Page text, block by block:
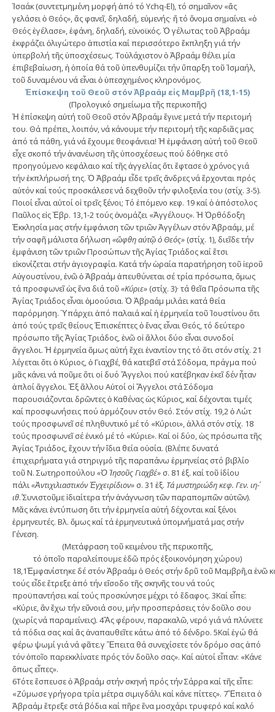
Ἰσαάκ (συντετμημένη μορφή ἀπό τό Ychq-El), τό σημαῖνον «ἄς
γελάσει ὁ Θεός», ἄς φανεῖ, δηλαδή, εὐμενής· ἤ τό ὄνομα σημαίνει «ὁ
Θεός ἐγέλασε», ἐφάνη, δηλαδή, εὐνοϊκός. Ὁ γέλωτας τοῦ Ἀβραάμ
ἐκφράζει ὀλιγώτερο ἀπιστία καί περισσότερο ἔκπληξη γιά τήν
ὑπερβολή τῆς ὑποσχέσεως. Τοὐλάχιστον ὁ Ἀβραάμ θέλει μία
ἐπιβεβαίωση, ἡ ὁποία θά τοῦ ὑπενθυμίζει τήν ὕπαρξη τοῦ Ἰσμαήλ,
τοῦ δυναμένου νά εἶναι ὁ ὑπεσχημένος κληρονόμος.
Ἐπίσκεψη τοῦ Θεοῦ στόν Ἀβραάμ εἰς Μαμβρῆ (18,1-15)
(Προλογικό σημείωμα τῆς περικοπῆς)
Ἡ ἐπίσκεψη αὐτή τοῦ Θεοῦ στόν Ἀβραάμ ἔγινε μετά τήν περιτομή
του. Θά πρέπει, λοιπόν, νά κάνουμε τήν περιτομή τῆς καρδιᾶς μας
ἀπό τά πάθη, γιά νά ἔχουμε θεοφάνεια! Ἡ ἐμφάνιση αὐτή τοῦ Θεοῦ
εἶχε σκοπό τήν ἀνανέωση τῆς ὑποσχέσεως πού δόθηκε στό
προηγούμενο κεφάλαιο καί τῆς ἀγγελίας ὅτι ἔφτασε ὁ χρόνος γιά
τήν ἐκπλήρωσή της. Ὁ Ἀβραάμ εἶδε τρεῖς ἄνδρες νά ἔρχονται πρός
αὐτόν καί τούς προσκάλεσε νά δεχθοῦν τήν φιλοξενία του (στίχ. 3-5).
Ποιοί εἶναι αὐτοί οἱ τρεῖς ξένοι; Τό ἑπόμενο κεφ. 19 καί ὁ ἀπόστολος
Παῦλος εἰς Ἑβρ. 13,1-2 τούς ὀνομάζει «Ἀγγέλους». Ἡ Ὀρθόδοξη
Ἐκκλησία μας στήν ἐμφάνιση τῶν τριῶν Ἀγγέλων στόν Ἀβραάμ, μέ
τήν σαφῆ μάλιστα δήλωση «ὤφθη αὐτῷ ὁ Θεός» (στίχ. 1), διεῖδε τήν
ἐμφάνιση τῶν τριῶν Προσώπων τῆς Ἁγίας Τριάδος καί ἔτσι
εἰκονίζεται στήν ἁγιογραφία. Κατά τήν ὡραία παρατήρηση τοῦ ἱεροῦ
Αὐγουστίνου, ἐνῶ ὁ Ἀβραάμ ἀπευθύνεται σέ τρία πρόσωπα, ὅμως
τά προσφωνεῖ ὡς ἕνα διά τοῦ«Κύριε» (στίχ. 3)· τά θεῖα Πρόσωπα τῆς
Ἁγίας Τριάδος εἶναι ὁμοούσια. Ὁ Ἀβραάμ μιλάει κατά θεία
παρόρμηση. Ὑπάρχει ἀπό παλαιά καί ἡ ἑρμηνεία τοῦ Ἰουστίνου ὅτι
ἀπό τούς τρεῖς θείους Ἐπισκέπτες ὁ ἕνας εἶναι Θεός, τό δεύτερο
πρόσωπο τῆς Ἁγίας Τριάδος, ἐνῶ οἱ ἄλλοι δύο εἶναι συνοδοί
ἄγγελοι. Ἡ ἑρμηνεία ὅμως αὐτή ἔχει ἐναντίον της τό ὅτι στόν στίχ. 21
λέγεται ὅτι ὁ Κύριος, ὁ Γιαχβέ, θά κατεβεῖ στά Σόδομα, πράγμα πού
μᾶς κάνει νά ποῦμε ὅτι οἱ δυό Ἄγγελοι πού κατέβηκαν ἐκεῖ δέν ἦταν
ἁπλοί ἄγγελοι. Ἐξ ἄλλου Αὐτοί οἱ Ἄγγελοι στά Σόδομα
παρουσιάζονται δρῶντες ὁ Καθένας ὡς Κύριος, καί δέχονται τιμές
καί προσφωνήσεις πού ἁρμόζουν στόν Θεό. Στόν στίχ. 19,2 ὁ Λώτ
τούς προσφωνεῖ σέ πληθυντικό μέ τό «Κύριοι», ἀλλά στόν στίχ. 18
τούς προσφωνεῖ σέ ἑνικό μέ τό «Κύριε». Καί οἱ δύο, ὡς πρόσωπα τῆς
Ἁγίας Τριάδος, ἔχουν τήν ἴδια θεία οὐσία. (Βλέπε δυνατά
ἐπιχειρήματα γιά στηριγμό τῆς παραπάνω ἑρμηνείας στό βιβλίο
τοῦ Ν. Σωτηροπούλου «Ὁ Ἰησοῦς Γιαχβέ» σ. 81 ἑξ. καί τοῦ ἰδίου
πάλι«Ἀντιχιλιαστικόν Ἐγχειρίδιον» σ. 31 ἑξ. Τά μυστηριώδη κεφ. Γεν. ιη΄-
ιθ΄. Συνιστοῦμε ἰδιαίτερα τήν ἀνάγνωση τῶν παραπομπῶν αὐτῶν).
Μᾶς κάνει ἐντύπωση ὅτι τήν ἑρμηνεία αὐτή δέχονται καί ξένοι
ἑρμηνευτές. Βλ. ὅμως καί τά ἑρμηνευτικά ὑπομνήματά μας στήν
Γένεση.
(Μετάφραση τοῦ κειμένου τῆς περικοπῆς,
τό ὁποῖο παραλείπουμε ἐδῶ πρός ἐξοικονόμηση χώρου)
18,1Ἐμφανίστηκε δέ στόν Ἀβραάμ ὁ Θεός στήν δρῦ τοῦ Μαμβρῆ,α ἐνῶ
τούς εἶδε ἔτρεξε ἀπό τήν εἴσοδο τῆς σκηνῆς του νά τούς
προϋπαντήσει καί τούς προσκύνησε μέχρι τό ἔδαφος. 3Καί εἶπε:
«Κύριε, ἄν ἔχω τήν εὔνοιά σου, μήν προσπεράσεις τόν δοῦλο σου
(χωρίς νά παραμείνεις). 4Ἄς φέρουν, παρακαλῶ, νερό γιά νά πλύνετε
τά πόδια σας καί ἄς ἀναπαυθεῖτε κάτω ἀπό τό δένδρο. 5Καί ἐγώ θά
φέρω ψωμί γιά νά φᾶτε.γ Ἔπειτα θά συνεχίσετε τόν δρόμο σας ἀπό
τόν ὁποῖο παρεκκλίνατε πρός τόν δοῦλο σας». Καί αὐτοί εἶπαν: «Κάνε
ὅπως εἶπες».
6Τότε ἔσπευσε ὁ Ἀβραάμ στήν σκηνή πρός τήν Σάρρα καί τῆς εἶπε:
«Ζύμωσε γρήγορα τρία μέτρα σιμιγδάλι καί κάνε πίττες». 7Ἔπειτα ὁ
Ἀβραάμ ἔτρεξε στά βόδια καί πῆρε ἕνα μοσχάρι τρυφερό καί καλό